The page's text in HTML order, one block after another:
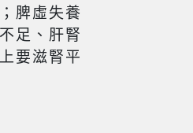
脾虛失養
足、肝腎
要滋腎平